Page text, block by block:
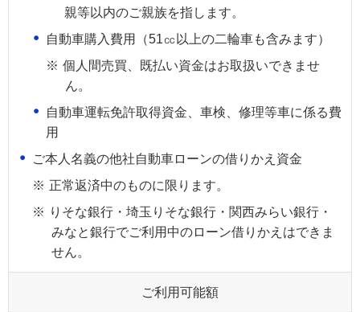
親等以内のご親族を指します。
自動車購入費用（51㏄以上の二輪車も含みます）
※ 個人間売買、既払い資金はお取扱いできませ
ん。
自動車運転免許取得資金、車検、修理等車に係る費
用
ご本人名義の他社自動車ローンの借りかえ資金
※ 正常返済中のものに限ります。
※ りそな銀行・埼玉りそな銀行・関西みらい銀行・
みなと銀行でご利用中のローン借りかえはできま
せん。
ご利用可能額